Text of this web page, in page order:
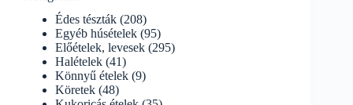
Édes tészták (208)
Egyéb húsételek (95)
Előételek, levesek (295)
Halételek (41)
Könnyű ételek (9)
Köretek (48)